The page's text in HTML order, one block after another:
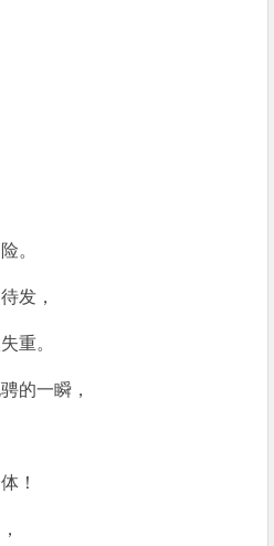
。
发，
重。
的一瞬，
！